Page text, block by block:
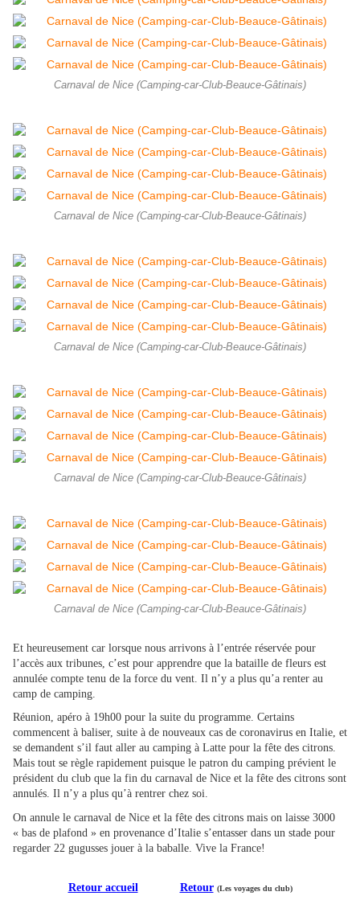
Carnaval de Nice (Camping-car-Club-Beauce-Gâtinais)
Carnaval de Nice (Camping-car-Club-Beauce-Gâtinais)
Carnaval de Nice (Camping-car-Club-Beauce-Gâtinais)
Carnaval de Nice (Camping-car-Club-Beauce-Gâtinais)
Carnaval de Nice (Camping-car-Club-Beauce-Gâtinais)
Et heureusement car lorsque nous arrivons à l’entrée réservée pour
l’accès aux tribunes, c’est pour apprendre que la bataille de fleurs est
annulée compte tenu de la force du vent. Il n’y a plus qu’a renter au
camp de camping.
Réunion, apéro à 19h00 pour la suite du programme. Certains
commencent à baliser, suite à de nouveaux cas de coronavirus en Italie, et
se demandent s’il faut aller au camping à Latte pour la fête des citrons.
Mais tout se règle rapidement puisque le patron du camping prévient le
président du club que la fin du carnaval de Nice et la fête des citrons sont
annulés. Il n’y a plus qu’à rentrer chez soi.
On annule le carnaval de Nice et la fête des citrons mais on laisse 3000
« bas de plafond » en provenance d’Italie s’entasser dans un stade pour
regarder 22 gugusses jouer à la baballe. Vive la France!
Retour accueil Retour (Les voyages du club)